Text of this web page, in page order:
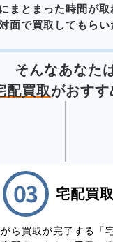
まとまった時間が取
面で買取してもらい
そんなあなた
配買取がおすす
宅配買取
ら買取が完了する「